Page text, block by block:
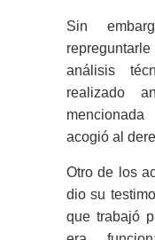
Sin
análisis
realizado
acogió al
Otro de los
dio su
que trabajó